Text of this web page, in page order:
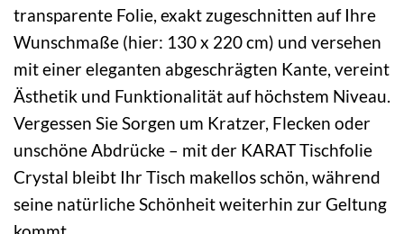
transparente Folie, exakt zugeschnitten auf Ihre
Wunschmaße (hier: 130 x 220 cm) und versehen
mit einer eleganten abgeschrägten Kante, vereint
Ästhetik und Funktionalität auf höchstem Niveau.
Vergessen Sie Sorgen um Kratzer, Flecken oder
unschöne Abdrücke – mit der KARAT Tischfolie
Crystal bleibt Ihr Tisch makellos schön, während
seine natürliche Schönheit weiterhin zur Geltung